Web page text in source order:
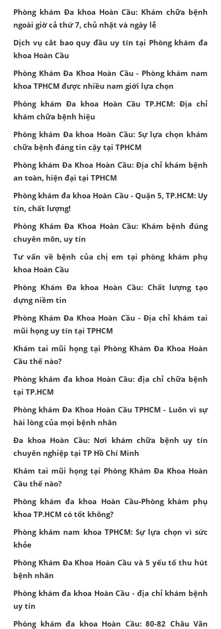
Phòng khám Đa khoa Hoàn Cầu: Khám chữa bệnh
ngoài giờ cả thứ 7, chủ nhật và ngày lễ
Dịch vụ cắt bao quy đầu uy tín tại Phòng khám đa
khoa Hoàn Cầu
Phòng Khám Đa Khoa Hoàn Cầu - Phòng khám nam
khoa TPHCM được nhiều nam giới lựa chọn
Phòng khám Đa khoa Hoàn Cầu TP.HCM: Địa chỉ
khám chữa bệnh hiệu
Phòng khám Đa khoa Hoàn Cầu: Sự lựa chọn khám
chữa bệnh đáng tin cậy tại TPHCM
Phòng khám Đa Khoa Hoàn Cầu: Địa chỉ khám bệnh
an toàn, hiện đại tại TPHCM
Phòng khám đa khoa Hoàn Cầu - Quận 5, TP.HCM: Uy
tín, chất lượng!
Phòng Khám Đa Khoa Hoàn Cầu: Khám bệnh đúng
chuyên môn, uy tín
Tư vấn về bệnh của chị em tại phòng khám phụ
khoa Hoàn Cầu
Phòng Khám Đa khoa Hoàn Cầu: Chất lượng tạo
dựng niềm tin
Phòng Khám Đa Khoa Hoàn Cầu - Địa chỉ khám tai
mũi họng uy tín tại TPHCM
Khám tai mũi họng tại Phòng Khám Đa Khoa Hoàn
Cầu thế nào?
Phòng khám đa khoa Hoàn Cầu: địa chỉ chữa bệnh
tại TP.HCM
Phòng khám Đa Khoa Hoàn Cầu TPHCM - Luôn vì sự
hài lòng của mọi bệnh nhân
Đa khoa Hoàn Cầu: Nơi khám chữa bệnh uy tín
chuyên nghiệp tại TP Hồ Chí Minh
Khám tai mũi họng tại Phòng Khám Đa Khoa Hoàn
Cầu thế nào?
Phòng khám đa khoa Hoàn Cầu-Phòng khám phụ
khoa TP.HCM có tốt không?
Phòng khám nam khoa TPHCM: Sự lựa chọn vì sức
khỏe
Phòng Khám Đa Khoa Hoàn Cầu và 5 yếu tố thu hút
bệnh nhân
Phòng khám đa khoa Hoàn Cầu - địa chỉ khám bệnh
uy tín
Phòng khám đa khoa Hoàn Cầu: 80-82 Châu Văn